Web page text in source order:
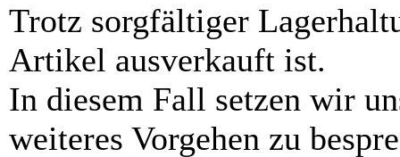
Trotz sorgfältiger
Artikel ausverkauft ist.
In diesem Fall setzen wir
weiteres Vorgehen zu